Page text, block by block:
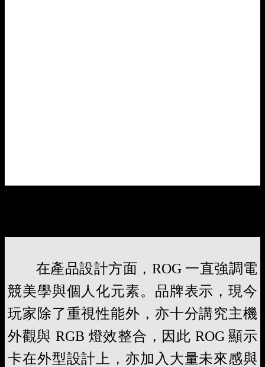
在產品設計方面，ROG 一直強調電
競美學與個人化元素。品牌表示，現今
玩家除了重視性能外，亦十分講究主機
外觀與 RGB 燈效整合，因此 ROG 顯示
卡在外型設計上，亦加入大量未來感與